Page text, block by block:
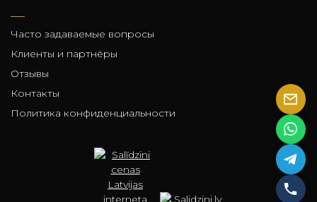
Часто задаваемые вопросы
Клиенты и партнёры
Отзывы
Контакты
Политика конфиденциальности